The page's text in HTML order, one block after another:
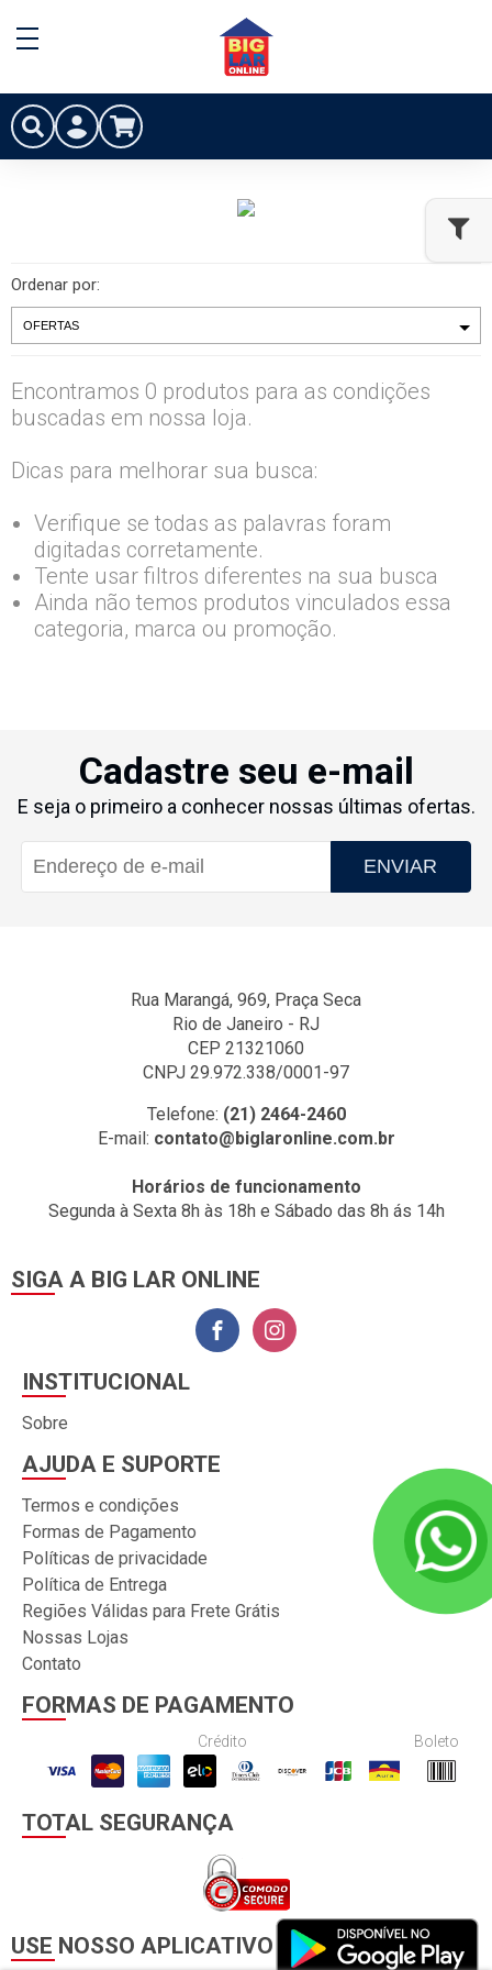
Ordenar por:
Encontramos 0 produtos para as condições
buscadas em nossa loja.
Dicas para melhorar sua busca:
Verifique se todas as palavras foram
digitadas corretamente.
Tente usar filtros diferentes na sua busca
Ainda não temos produtos vinculados essa
categoria, marca ou promoção.
Cadastre seu e-mail
E seja o primeiro a conhecer nossas últimas ofertas.
ENVIAR
Rua Marangá, 969, Praça Seca
Rio de Janeiro - RJ
CEP 21321060
CNPJ 29.972.338/0001-97
Telefone: (21) 2464-2460
E-mail: contato@biglaronline.com.br
Horários de funcionamento
Segunda à Sexta 8h às 18h e Sábado das 8h ás 14h
SIGA A BIG LAR ONLINE
INSTITUCIONAL
Sobre
AJUDA E SUPORTE
Termos e condições
Formas de Pagamento
Políticas de privacidade
Política de Entrega
Regiões Válidas para Frete Grátis
Nossas Lojas
Contato
FORMAS DE PAGAMENTO
Crédito Boleto
TOTAL SEGURANÇA
USE NOSSO APLICATIVO